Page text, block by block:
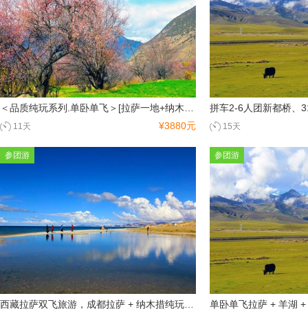
¥3880元
11天 15天
参团游 参团游